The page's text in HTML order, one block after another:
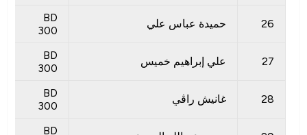
26 حميدة عباس علي
BD
300
27 علي إبراهيم خميس
BD
300
28 غانيش راڤي
BD
300
BD